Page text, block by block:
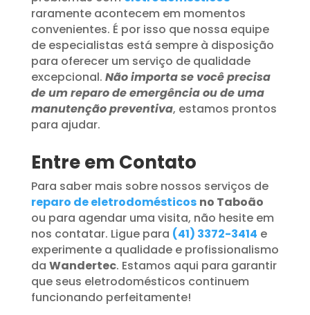
raramente acontecem em momentos
convenientes. É por isso que nossa equipe
de especialistas está sempre à disposição
para oferecer um serviço de qualidade
excepcional. Não importa se você precisa
de um reparo de emergência ou de uma
manutenção preventiva, estamos prontos
para ajudar.
Entre em Contato
Para saber mais sobre nossos serviços de
reparo de eletrodomésticos no Taboão
ou para agendar uma visita, não hesite em
nos contatar. Ligue para (41) 3372-3414 e
experimente a qualidade e profissionalismo
da Wandertec. Estamos aqui para garantir
que seus eletrodomésticos continuem
funcionando perfeitamente!